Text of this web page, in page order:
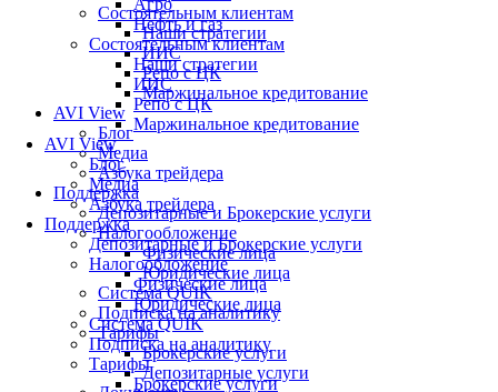
Агро
Нефть и газ
Состоятельным клиентам
Наши стратегии
ИИС
Репо с ЦК
Маржинальное кредитование
AVI View
Блог
Медиа
Азбука трейдера
Поддержка
Депозитарные и Брокерские услуги
Налогообложение
Физические лица
Юридические лица
Система QUIK
Подписка на аналитику
Тарифы
Брокерские услуги
Состоятельным клиентам
Наши стратегии
ИИС
Репо с ЦК
Маржинальное кредитование
AVI View
Блог
Медиа
Азбука трейдера
Поддержка
Депозитарные и Брокерские услуги
Налогообложение
Физические лица
Юридические лица
Система QUIK
Подписка на аналитику
Тарифы
Брокерские услуги
Депозитарные услуги